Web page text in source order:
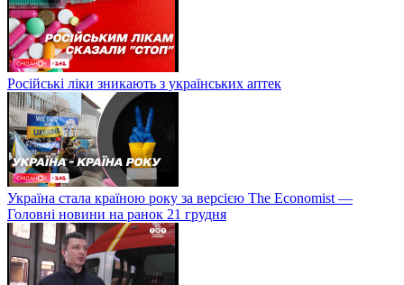
Російські ліки зникають з українських аптек
Україна стала країною року за версією The Economist —
Головні новини на ранок 21 грудня